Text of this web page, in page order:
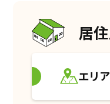
居
エリ